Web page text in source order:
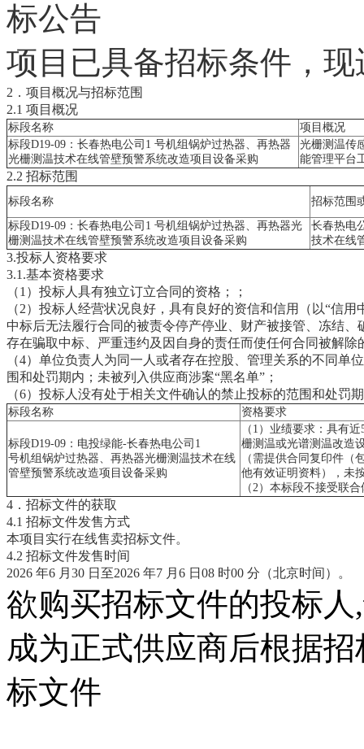
标公告
项目已具备招标条件，
2．项目概况与招标范围
2.1 项目概况
标段名称
项目概况
标段D19-09：长春热电公司1 号机组锅炉过热器、再热器
光栅测温技术在线管壁预警系统改造项目设备采购
光栅测温传
能管理平台
2.2 招标范围
标段名称
招标范围
标段D19-09：长春热电公司1 号机组锅炉过热器、再热器光
栅测温技术在线管壁预警系统改造项目设备采购
长春热电
技术在线
3.投标人资格要求
3.1.基本资格要求
（1）投标人具有独立订立合同的资格；；
（2）投标人经营状况良好，具有良好的资信和信用（以“信
中标后无法履行合同的被责令停产停业、财产被接管、冻结
存在骗取中标、严重违约及因自身的责任而使任何合同被解除
（4）单位负责人为同一人或者存在控股、管理关系的不同
围和处罚期内；未被列入供应商涉案“黑名单”；
（6）投标人没有处于相关文件确认的禁止投标的范围和处罚
标段名称 资格要求
标段D19-09：电投绿能-长春热电公司1
号机组锅炉过热器、再热器光栅测温技术在线
管壁预警系统改造项目设备采购
（1）业绩要求：具有
栅测温或光谱测温改造
（需提供合同复印件
他有效证明资料），未
（2）本标段不接受联
4．招标文件的获取
4.1 招标文件发售方式
本项目实行在线售卖招标文件。
4.2 招标文件发售时间
2026 年6 月30 日至2026 年7 月6 日08 时00 分（北京时间）。
欲购买招标文件的投标
成为正式供应商后根据
标文件